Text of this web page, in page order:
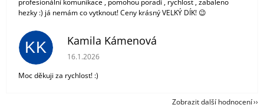
profesionální komunikace , pomohou poradí , rychlost , zabaleno
hezky :) já nemám co vytknout! Ceny krásný VELKÝ DÍK! 😉
KK Kamila Kámenová
Hodnocení obchodu je 5 z 5 hvězdiček.
16.1.2026
Moc děkuji za rychlost! :)
Zobrazit další hodnocení